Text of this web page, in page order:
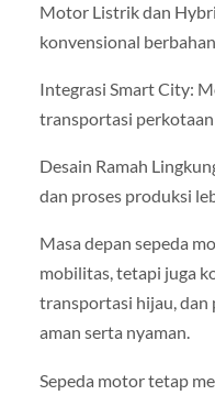
Motor Listrik dan
konvensional
Integrasi Smart City:
transportasi
Desain Ramah
dan proses produksi
Masa depan sepeda
mobilitas, tetapi juga
transportasi hijau, dan
aman serta nyaman.
Sepeda motor tetap